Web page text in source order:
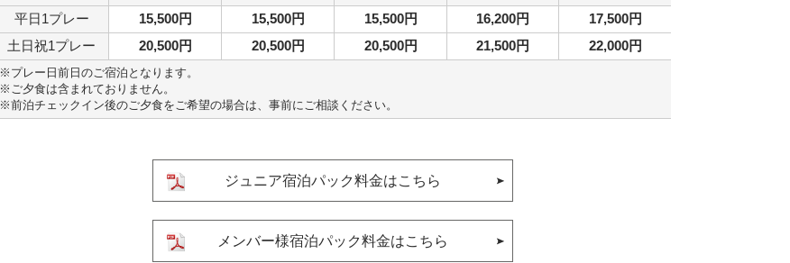
平日1プレー
15,500円 15,500円 15,500円 16,200円
17,500円
土日祝1プレー
20,500円 20,500円 20,500円 21,500円 22,000円
※プレー日前日のご宿泊となります。
※ご夕食は含まれておりません。
※前泊チェックイン後のご夕食をご希望の場合は、事前にご相談ください。
ジュニア宿泊パック料金はこちら
メンバー様宿泊パック料金はこちら